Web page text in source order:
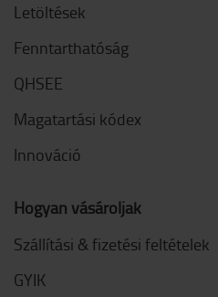
Letöltések
Fenntarthatóság
QHSEE
Magatartási kódex
Innováció
Hogyan vásároljak
Szállítási & fizetési feltételek
GYIK